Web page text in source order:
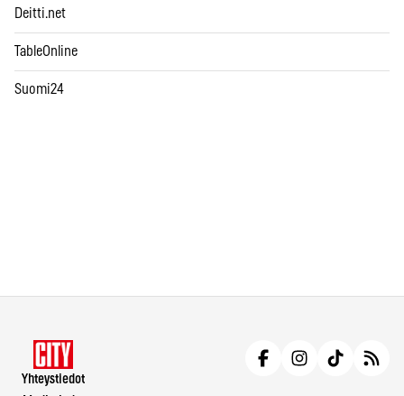
Deitti.net
TableOnline
Suomi24
Yhteystiedot